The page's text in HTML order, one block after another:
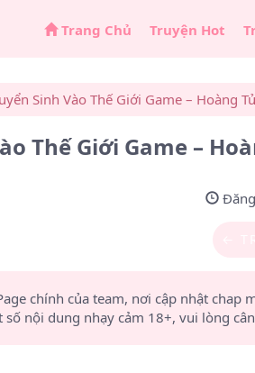
Trang Chủ Truyện Hot
Sinh Vào Thế Giới Game – Hoàng
Thế Giới Game –
chính của team, nơi cập nhật chap
nội dung nhạy cảm 18+, vui lòng